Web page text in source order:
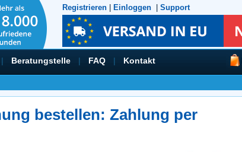
Registrieren Einloggen Support
| Beratungstelle | FAQ | Kontakt
bestellen: Zahlung per